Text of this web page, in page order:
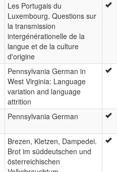
Les Portugais du
Luxembourg. Questions sur
la transmission
intergénérationelle de la
langue et de la culture
d'origine
Pennsylvania German in
West Virginia: Language
variation and language
attrition
Pennsylvania German
Brezen, Kletzen, Dampedei.
Brot im süddeutschen und
österreichischen